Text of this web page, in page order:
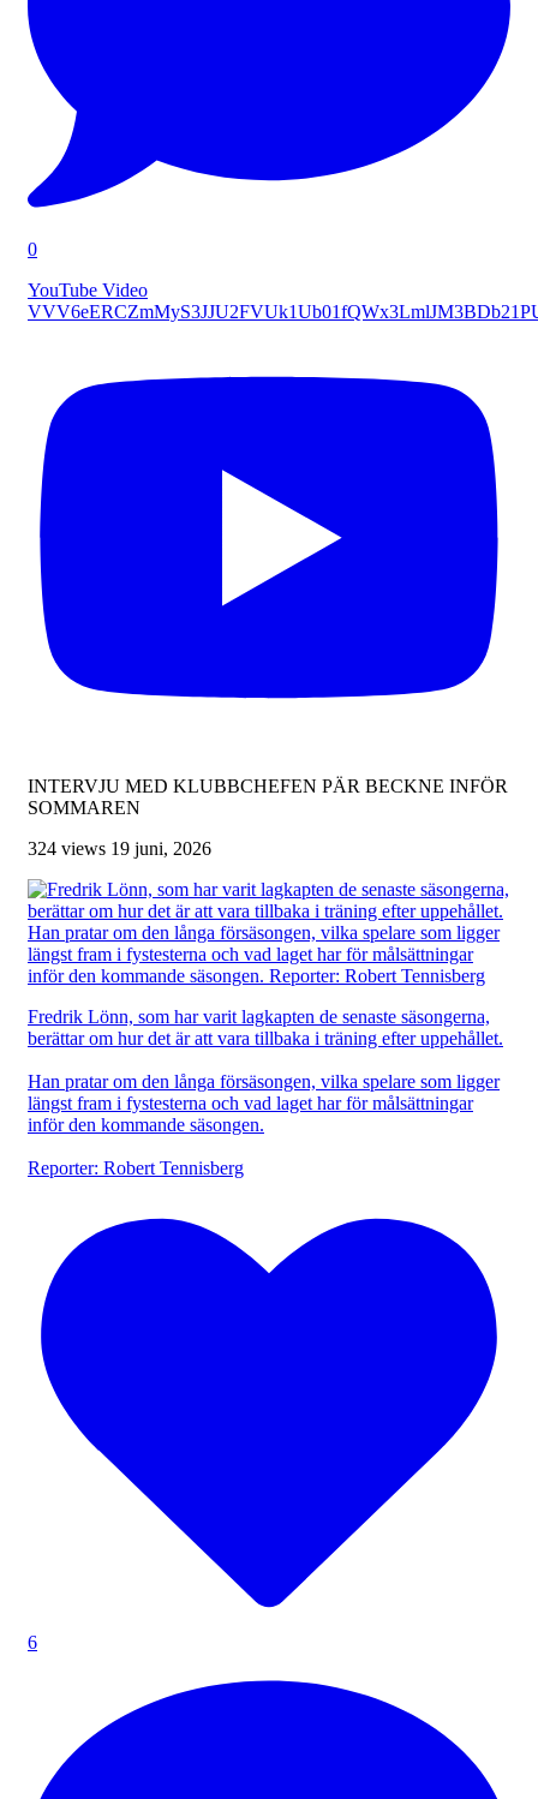
0
YouTube Video
INTERVJU MED KLUBBCHEFEN PÄR BECKNE INFÖR
SOMMAREN
324 views 19 juni, 2026
Fredrik Lönn, som har varit lagkapten de senaste säsongerna,
berättar om hur det är att vara tillbaka i träning efter uppehållet.
Han pratar om den långa försäsongen, vilka spelare som ligger
längst fram i fystesterna och vad laget har för målsättningar
inför den kommande säsongen.
Reporter: Robert Tennisberg
6